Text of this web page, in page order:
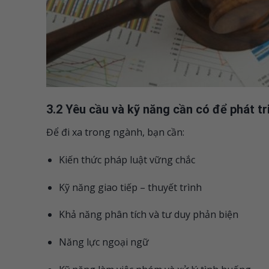
3.2 Yêu cầu và kỹ năng cần có để phát
Để đi xa trong ngành, bạn cần:
Kiến thức pháp luật vững chắc
Kỹ năng giao tiếp – thuyết trình
Khả năng phân tích và tư duy phản biện
Năng lực ngoại ngữ